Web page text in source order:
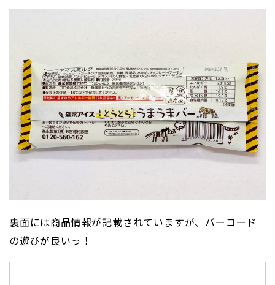
裏面には商品情報が記載されていますが、バーコード
の遊びが良いっ！